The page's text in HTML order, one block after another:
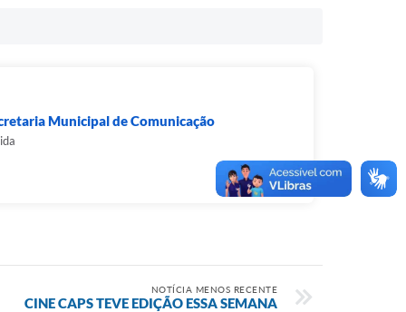
Municipal de Comunicação
NOTÍCIA MENOS RECENTE
CINE CAPS TEVE EDIÇÃO ESSA SEMANA